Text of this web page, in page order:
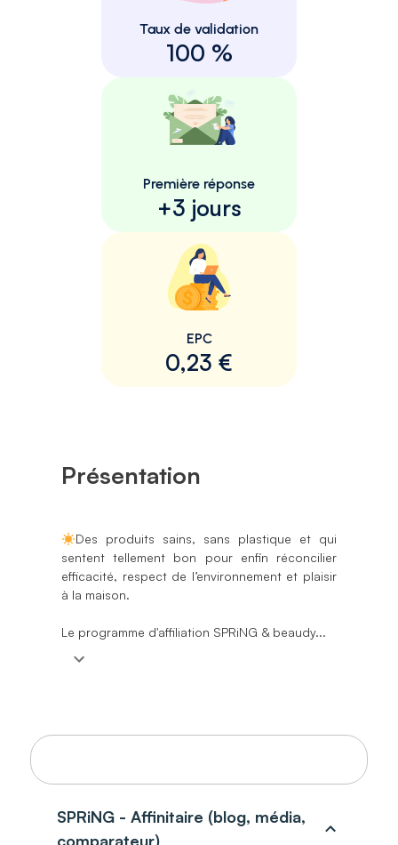
100 %
Taux de validation
+3 jours
Première réponse
0,23 €
EPC
Présentation
Des produits sains, sans plastique et qui
sentent tellement bon pour enfin réconcilier
efficacité, respect de l’environnement et plaisir
à la maison.
Le programme d'affiliation SPRiNG & beaudy...
SPRiNG - Affinitaire (blog, média,
comparateur)